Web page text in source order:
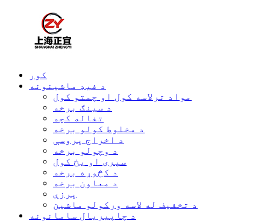
کور
د فیډ ماشینونه
مواد ترلاسه کول او چمتو کول
د سینګ برخه
تفاله کچه
د مخلوط کولو برخه
د اخراج پروسې
د وچولو برخه
سپری او یخ کول
د کڅوړه برخه
د معاون برخه
پرزې
د تخفیف له لاسه ورکولو ماشین
د چاپیریال سامانونه